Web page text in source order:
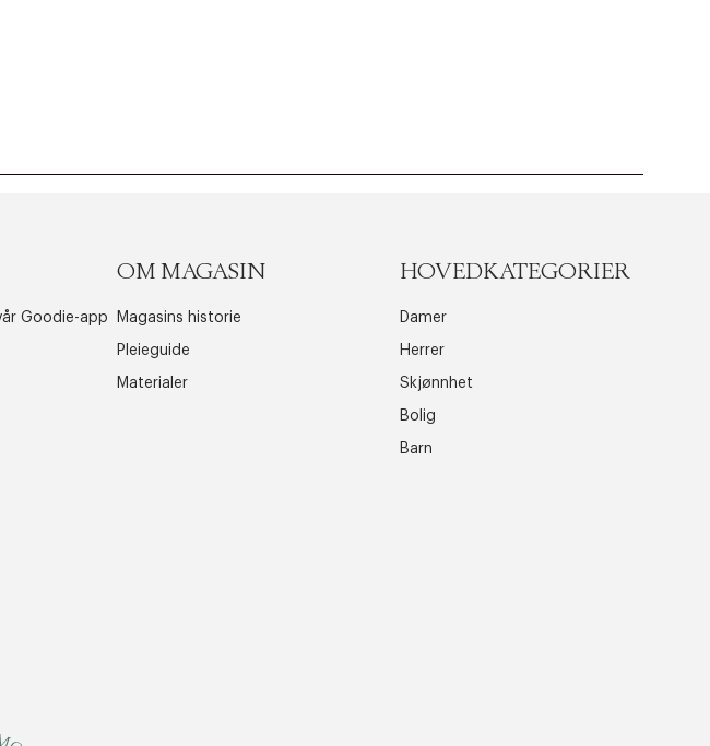
Goodie-app
OM MAGASIN
Magasins historie
Pleieguide
Materialer
HOVEDKATEGORIER
Damer
Herrer
Skjønnhet
Bolig
Barn